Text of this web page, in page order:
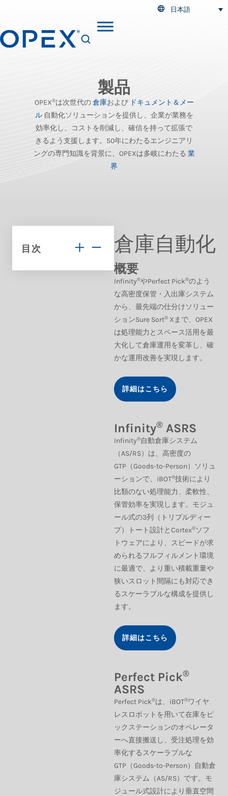
日本語
製品
OPEX®は次世代の 倉庫および ドキュメント＆メー
ル自動化ソリューションを提供し、企業が業務を
効率化し、コストを削減し、確信を持って拡張で
きるよう支援します。50年にわたるエンジニアリ
ングの専門知識を背景に、OPEXは多岐にわたる 業
界
目次 倉庫自動化
概要
Infinity®やPerfect Pick®のよう
な高密度保管・入出庫システム
から、最先端の仕分けソリュー
ションSure Sort® Xまで、OPEX
は処理能力とスペース活用を最
大化して倉庫運用を変革し、確
かな運用改善を実現します。
詳細はこちら
Infinity® ASRS
Infinity®自動倉庫システム
（AS/RS）は、高密度の
GTP（Goods-to-Person）ソリュ
ーションで、iBOT®技術により
比類のない処理能力、柔軟性、
保管効率を実現します。モジュ
ール式の3列（トリプルディー
プ）トート設計とCortex®ソフ
トウェアにより、スピードが求
められるフルフィルメント環境
に最適で、より重い積載重量や
狭いスロット間隔にも対応でき
るスケーラブルな構成を提供し
ます。
詳細はこちら
Perfect Pick®
ASRS
Perfect Pick®は、iBOT®ワイヤ
レスロボットを用いて在庫をピ
ックステーションのオペレータ
ーへ直接搬送し、受注処理を効
率化するスケーラブルな
GTP（Goods-to-Person）自動倉
庫システム（AS/RS）です。モ
ジュール式設計により垂直空間